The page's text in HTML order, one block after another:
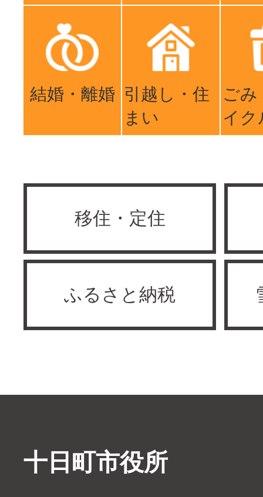
結婚・離婚 引越し・住
まい
ごみ
イク
移住・定住
ふるさと納税
十日町市役所